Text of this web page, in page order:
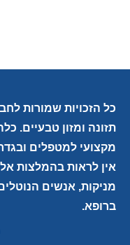
כל הזכויות שמורות
תזונה ומזון טבעיים.
מקצועי למטפלים
אין לראות בהמלצות
מניקות, אנשים
ברופא.